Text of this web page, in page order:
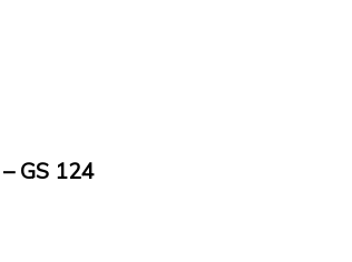
GS 124